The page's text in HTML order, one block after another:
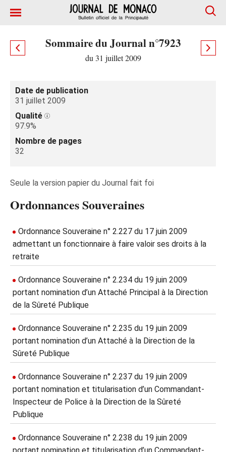
Sommaire du Journal n°7923
du 31 juillet 2009
Date de publication
31 juillet 2009
Qualité
97.9%
Nombre de pages
32
Seule la version papier du Journal fait foi
Ordonnances Souveraines
Ordonnance Souveraine n° 2.227 du 17 juin 2009
admettant un fonctionnaire à faire valoir ses droits à la
retraite
Ordonnance Souveraine n° 2.234 du 19 juin 2009
portant nomination d’un Attaché Principal à la Direction
de la Sûreté Publique
Ordonnance Souveraine n° 2.235 du 19 juin 2009
portant nomination d’un Attaché à la Direction de la
Sûreté Publique
Ordonnance Souveraine n° 2.237 du 19 juin 2009
portant nomination et titularisation d’un Commandant-
Inspecteur de Police à la Direction de la Sûreté
Publique
Ordonnance Souveraine n° 2.238 du 19 juin 2009